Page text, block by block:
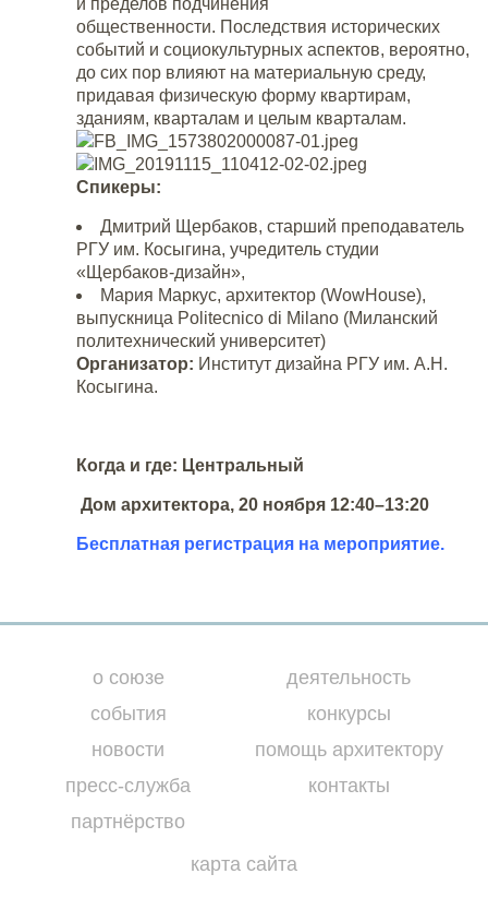
и пределов подчинения
общественности. Последствия исторических
событий и социокультурных аспектов, вероятно,
до сих пор влияют на материальную среду,
придавая физическую форму квартирам,
зданиям, кварталам и целым кварталам.
Спикеры:
Дмитрий Щербаков, старший преподаватель
РГУ им. Косыгина, учредитель студии
«Щербаков-дизайн»,
Мария Маркус, архитектор (WowHouse),
выпускница Politecnico di Milano (Миланский
политехнический университет)
Организатор: Институт дизайна РГУ им. А.Н.
Косыгина.
Когда и где: Центральный
Дом архитектора, 20 ноября 12:40–13:20
Бесплатная регистрация на мероприятие.
о союзе
события
новости
пресс-служба
партнёрство
деятельность
конкурсы
помощь архитектору
контакты
карта сайта